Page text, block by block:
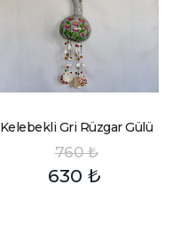
Kelebekli Gri Rüzgar Gülü
760₺
630 ₺